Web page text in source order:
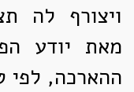
ויצורף לה
מאת יודע
ההארכה, לפי טופס 2